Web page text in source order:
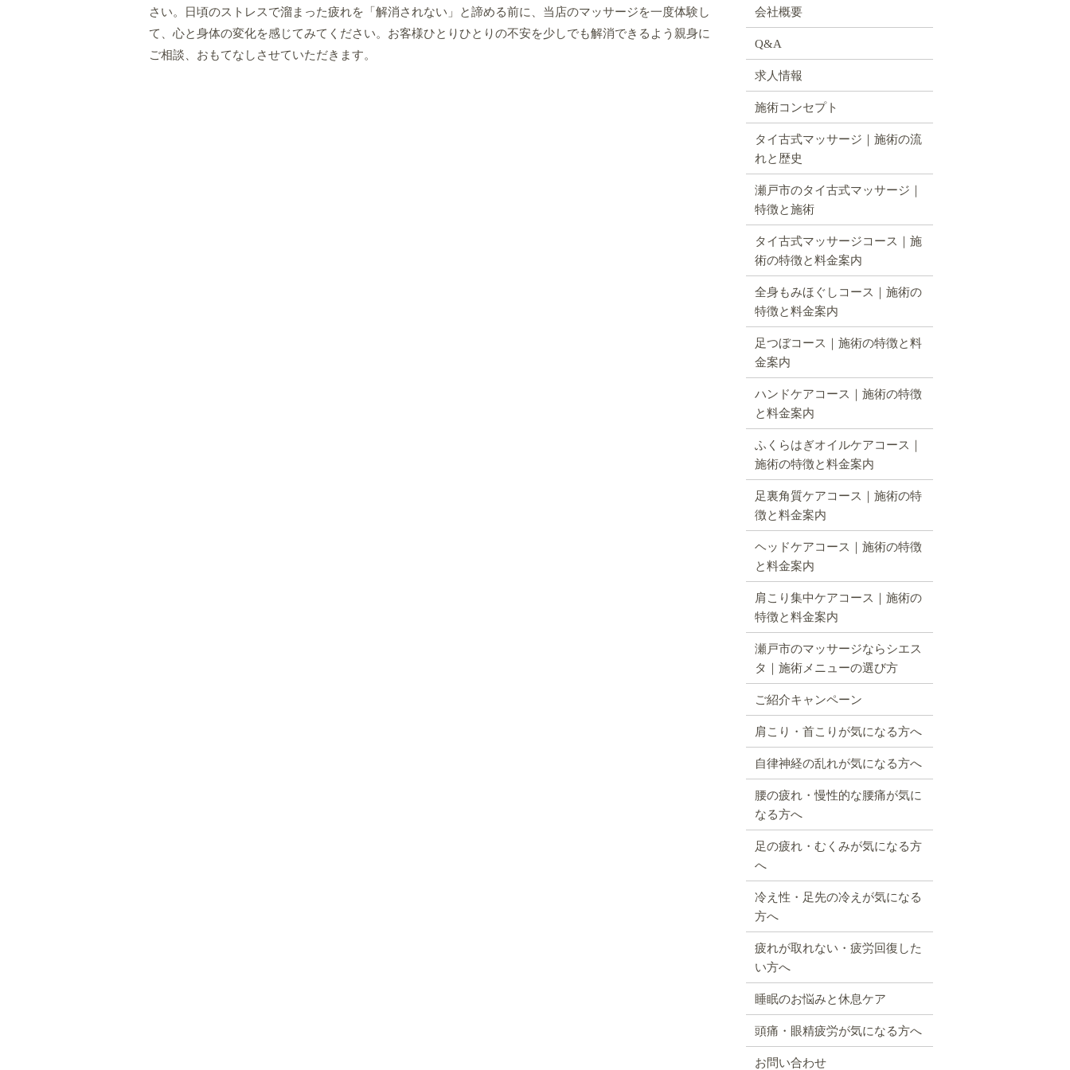
さい。日頃のストレスで溜まった疲れを「解消されない」と諦める前に、当店のマッサージを一度体験し
て、心と身体の変化を感じてみてください。お客様ひとりひとりの不安を少しでも解消できるよう親身に
ご相談、おもてなしさせていただきます。
会社概要
Q&A
求人情報
施術コンセプト
タイ古式マッサージ｜施術の流
れと歴史
瀬戸市のタイ古式マッサージ｜
特徴と施術
タイ古式マッサージコース｜施
術の特徴と料金案内
全身もみほぐしコース｜施術の
特徴と料金案内
足つぼコース｜施術の特徴と料
金案内
ハンドケアコース｜施術の特徴
と料金案内
ふくらはぎオイルケアコース｜
施術の特徴と料金案内
足裏角質ケアコース｜施術の特
徴と料金案内
ヘッドケアコース｜施術の特徴
と料金案内
肩こり集中ケアコース｜施術の
特徴と料金案内
瀬戸市のマッサージならシエス
タ｜施術メニューの選び方
ご紹介キャンペーン
肩こり・首こりが気になる方へ
自律神経の乱れが気になる方へ
腰の疲れ・慢性的な腰痛が気に
なる方へ
足の疲れ・むくみが気になる方
へ
冷え性・足先の冷えが気になる
方へ
疲れが取れない・疲労回復した
い方へ
睡眠のお悩みと休息ケア
頭痛・眼精疲労が気になる方へ
お問い合わせ